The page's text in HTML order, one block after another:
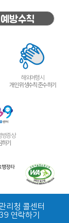
방수칙
해외여행 시
개인 위생수칙 준수하기
병 증상
하기
정타
리청 콜센터
연락하기